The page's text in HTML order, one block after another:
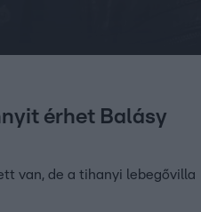
érhet Balásy
van, de a tihanyi lebegővilla